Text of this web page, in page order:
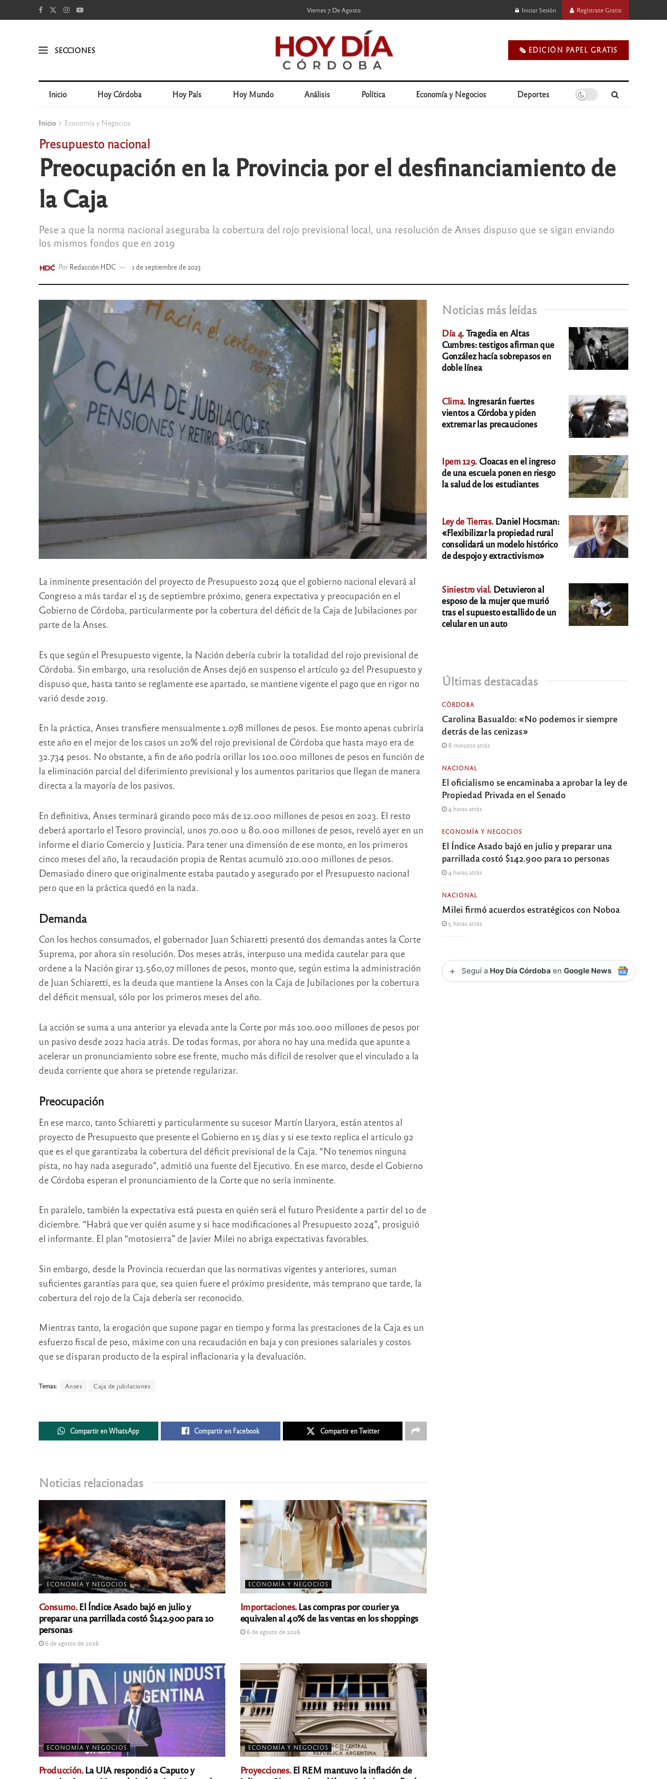
Viernes 7 De Agosto Iniciar Sesión Regístrate Gratis
SECCIONES 🗞️ EDICIÓN PAPEL GRATIS
Inicio Hoy Córdoba Hoy País Hoy Mundo Análisis Política Economía y Negocios Deportes
Inicio Economía y Negocios
Presupuesto nacional
Preocupación en la Provincia por el desfinanciamiento de
la Caja
Pese a que la norma nacional aseguraba la cobertura del rojo previsional local, una resolución de Anses dispuso que se sigan enviando
los mismos fondos que en 2019
Por Redacción HDC 1 de septiembre de 2023
La inminente presentación del proyecto de Presupuesto 2024 que el gobierno nacional elevará al
Congreso a más tardar el 15 de septiembre próximo, genera expectativa y preocupación en el
Gobierno de Córdoba, particularmente por la cobertura del déficit de la Caja de Jubilaciones por
parte de la Anses.
Es que según el Presupuesto vigente, la Nación debería cubrir la totalidad del rojo previsional de
Córdoba. Sin embargo, una resolución de Anses dejó en suspenso el artículo 92 del Presupuesto y
dispuso que, hasta tanto se reglamente ese apartado, se mantiene vigente el pago que en rigor no
varió desde 2019.
En la práctica, Anses transfiere mensualmente 1.078 millones de pesos. Ese monto apenas cubriría
este año en el mejor de los casos un 20% del rojo previsional de Córdoba que hasta mayo era de
32.734 pesos. No obstante, a fin de año podría orillar los 100.000 millones de pesos en función de
la eliminación parcial del diferimiento previsional y los aumentos paritarios que llegan de manera
directa a la mayoría de los pasivos.
En definitiva, Anses terminará girando poco más de 12.000 millones de pesos en 2023. El resto
deberá aportarlo el Tesoro provincial, unos 70.000 u 80.000 millones de pesos, reveló ayer en un
informe el diario Comercio y Justicia. Para tener una dimensión de ese monto, en los primeros
cinco meses del año, la recaudación propia de Rentas acumuló 210.000 millones de pesos.
Demasiado dinero que originalmente estaba pautado y asegurado por el Presupuesto nacional
pero que en la práctica quedó en la nada.
Demanda
Con los hechos consumados, el gobernador Juan Schiaretti presentó dos demandas antes la Corte
Suprema, por ahora sin resolución. Dos meses atrás, interpuso una medida cautelar para que
ordene a la Nación girar 13.560,07 millones de pesos, monto que, según estima la administración
de Juan Schiaretti, es la deuda que mantiene la Anses con la Caja de Jubilaciones por la cobertura
del déficit mensual, sólo por los primeros meses del año.
La acción se suma a una anterior ya elevada ante la Corte por más 100.000 millones de pesos por
un pasivo desde 2022 hacia atrás. De todas formas, por ahora no hay una medida que apunte a
acelerar un pronunciamiento sobre ese frente, mucho más difícil de resolver que el vinculado a la
deuda corriente que ahora se pretende regularizar.
Preocupación
En ese marco, tanto Schiaretti y particularmente su sucesor Martín Llaryora, están atentos al
proyecto de Presupuesto que presente el Gobierno en 15 días y si ese texto replica el artículo 92
que es el que garantizaba la cobertura del déficit previsional de la Caja. “No tenemos ninguna
pista, no hay nada asegurado”, admitió una fuente del Ejecutivo. En ese marco, desde el Gobierno
de Córdoba esperan el pronunciamiento de la Corte que no sería inminente.
En paralelo, también la expectativa está puesta en quién será el futuro Presidente a partir del 10 de
diciembre. “Habrá que ver quién asume y si hace modificaciones al Presupuesto 2024”, prosiguió
el informante. El plan “motosierra” de Javier Milei no abriga expectativas favorables.
Sin embargo, desde la Provincia recuerdan que las normativas vigentes y anteriores, suman
suficientes garantías para que, sea quien fuere el próximo presidente, más temprano que tarde, la
cobertura del rojo de la Caja debería ser reconocido.
Mientras tanto, la erogación que supone pagar en tiempo y forma las prestaciones de la Caja es un
esfuerzo fiscal de peso, máxime con una recaudación en baja y con presiones salariales y costos
que se disparan producto de la espiral inflacionaria y la devaluación.
Temas: Anses Caja de jubilaciones
Compartir en WhatsApp Compartir en Facebook Compartir en Twitter
Noticias relacionadas
ECONOMÍA Y NEGOCIOS
Consumo.El Índice Asado bajó en julio y
preparar una parrillada costó $142.900 para 10
personas
6 de agosto de 2026
ECONOMÍA Y NEGOCIOS
Importaciones.Las compras por courier ya
equivalen al 40% de las ventas en los shoppings
6 de agosto de 2026
ECONOMÍA Y NEGOCIOS
Producción.La UIA respondió a Caputo y
ECONOMÍA Y NEGOCIOS
Proyecciones.El REM mantuvo la inflación de
Noticias más leídas
Día 4.Tragedia en Altas
Cumbres: testigos afirman que
González hacía sobrepasos en
doble línea
Clima. Ingresarán fuertes
vientos a Córdoba y piden
extremar las precauciones
Ipem 129. Cloacas en el ingreso
de una escuela ponen en riesgo
la salud de los estudiantes
Ley de Tierras. Daniel Hocsman:
«Flexibilizar la propiedad rural
consolidará un modelo histórico
de despojo y extractivismo»
Siniestro vial. Detuvieron al
esposo de la mujer que murió
tras el supuesto estallido de un
celular en un auto
Últimas destacadas
CÓRDOBA
Carolina Basualdo: «No podemos ir siempre
detrás de las cenizas»
8 minutos atrás
NACIONAL
El oficialismo se encaminaba a aprobar la ley de
Propiedad Privada en el Senado
4 horas atrás
ECONOMÍA Y NEGOCIOS
El Índice Asado bajó en julio y preparar una
parrillada costó $142.900 para 10 personas
4 horas atrás
NACIONAL
Milei firmó acuerdos estratégicos con Noboa
5 horas atrás
+ Seguí a Hoy Día Córdoba enGoogle News